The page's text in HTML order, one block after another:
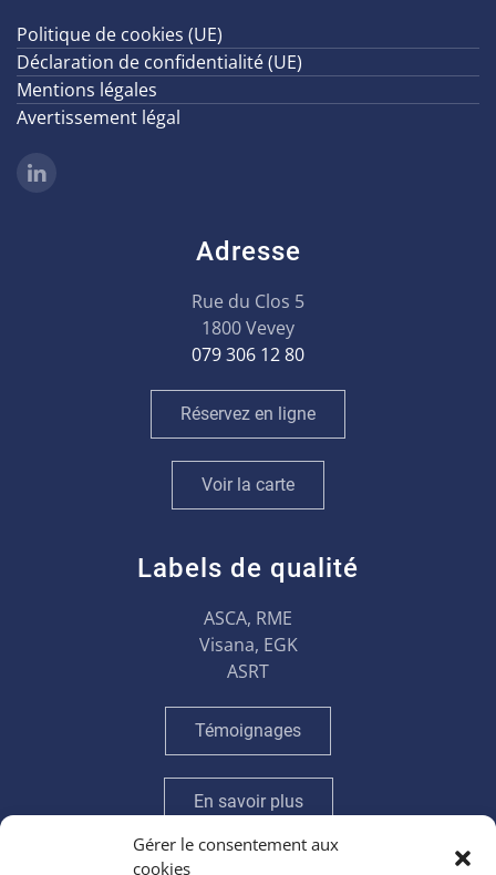
Gérer le consentement aux
cookies
Politique de cookies (UE)
Déclaration de confidentialité (UE)
Mentions légales
Avertissement légal
Adresse
Rue du Clos 5
1800 Vevey
079 306 12 80
Réservez en ligne
Voir la carte
Labels de qualité
ASCA, RME
Visana, EGK
ASRT
Témoignages
En savoir plus